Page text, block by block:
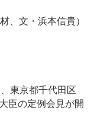
材、文・浜本信貴）
東京都千代田区
臣の定例会見が開